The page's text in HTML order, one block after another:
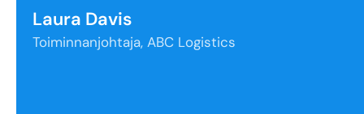
Laura Davis
Toiminnanjohtaja, ABC Logistics